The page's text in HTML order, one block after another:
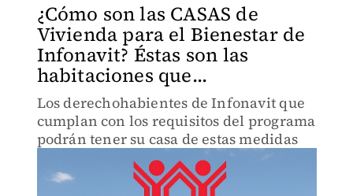
¿Cómo son las CASAS de
Vivienda para el Bienestar de
Infonavit? Éstas son las
habitaciones que...
Los derechohabientes de Infonavit que
cumplan con los requisitos del programa
podrán tener su casa de estas medidas